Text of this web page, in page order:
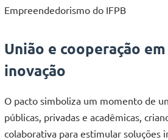
Empreendedorismo do IFPB
União e cooperação
inovação
O pacto simboliza um momento de
públicas, privadas e acadêmicas,
colaborativa para estimular soluções